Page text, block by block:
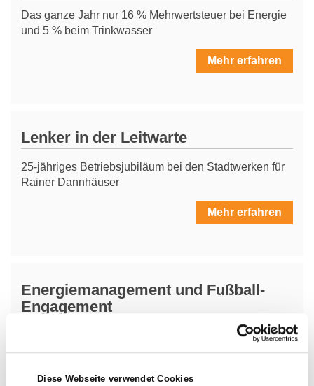
Diese Webseite verwendet Cookies
Das ganze Jahr nur 16 % Mehrwertsteuer bei Energie
und 5 % beim Trinkwasser
Mehr erfahren
Lenker in der Leitwarte
25-jähriges Betriebsjubiläum bei den Stadtwerken für
Rainer Dannhäuser
Mehr erfahren
Energiemanagement und Fußball-
Engagement
Gordon Webel feiert sein 25-jähriges Betriebsjubiläum
bei den Stadtwerken Lemgo